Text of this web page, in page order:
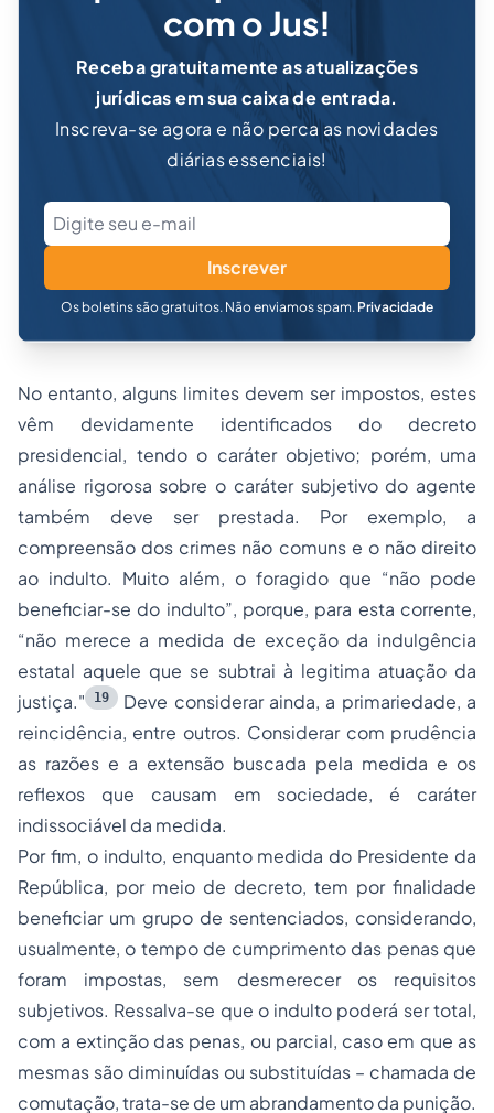
com o Jus!
Receba gratuitamente as atualizações
jurídicas em sua caixa de entrada.
Inscreva-se agora e não perca as novidades
diárias essenciais!
Inscrever
Os boletins são gratuitos. Não enviamos spam. Privacidade
No entanto, alguns limites devem ser impostos, estes
vêm devidamente identificados do decreto
presidencial, tendo o caráter objetivo; porém, uma
análise rigorosa sobre o caráter subjetivo do agente
também deve ser prestada. Por exemplo, a
compreensão dos crimes não comuns e o não direito
ao indulto. Muito além, o foragido que “não pode
beneficiar-se do indulto”, porque, para esta corrente,
“não merece a medida de exceção da indulgência
estatal aquele que se subtrai à legitima atuação da
justiça."
19
Deve considerar ainda, a primariedade, a
reincidência, entre outros. Considerar com prudência
as razões e a extensão buscada pela medida e os
reflexos que causam em sociedade, é caráter
indissociável da medida.
Por fim, o indulto, enquanto medida do Presidente da
República, por meio de decreto, tem por finalidade
beneficiar um grupo de sentenciados, considerando,
usualmente, o tempo de cumprimento das penas que
foram impostas, sem desmerecer os requisitos
subjetivos. Ressalva-se que o indulto poderá ser total,
com a extinção das penas, ou parcial, caso em que as
mesmas são diminuídas ou substituídas – chamada de
comutação, trata-se de um abrandamento da punição.